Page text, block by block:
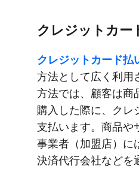
クレジットカー
クレジットカード払
方​法と​して​広く​利用
方​法では、​顧客は​商
購入した​際に、​クレ
支払います。​商品や​
事業者​（加盟店）に
決済代行会社などを​